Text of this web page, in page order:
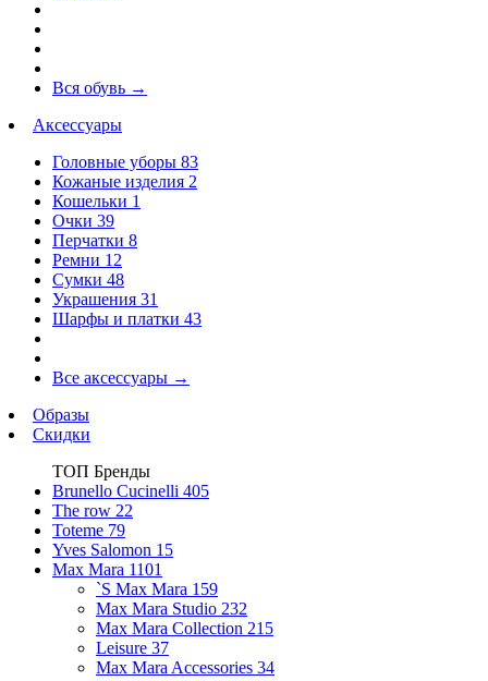
Вся обувь →
Аксессуары
Головные уборы 83
Кожаные изделия 2
Кошельки 1
Очки 39
Перчатки 8
Ремни 12
Сумки 48
Украшения 31
Шарфы и платки 43
Все аксессуары →
Образы
Скидки
ТОП Бренды
Brunello Cucinelli 405
The row 22
Toteme 79
Yves Salomon 15
Max Mara 1101
`S Max Mara 159
Max Mara Studio 232
Max Mara Collection 215
Leisure 37
Max Mara Accessories 34